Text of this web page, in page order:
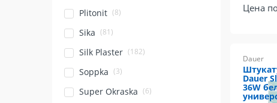
Plitonit (8)
Sika (81)
Silk Plaster (182)
Soppka (3)
Super Okraska (6)
Цена
Dauer
Dauer
36W